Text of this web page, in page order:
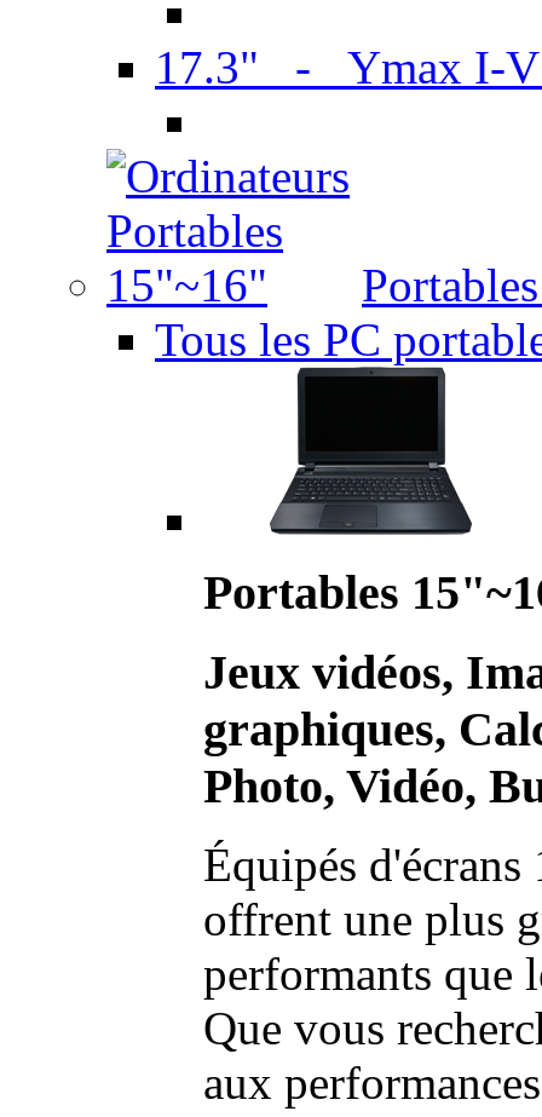
17.3" - Ymax I-
Tous les PC
Portables
Jeux vidéos,
graphiques,
Photo, Vidéo,
Équipés
offrent une plus
performants que
Que vous
aux